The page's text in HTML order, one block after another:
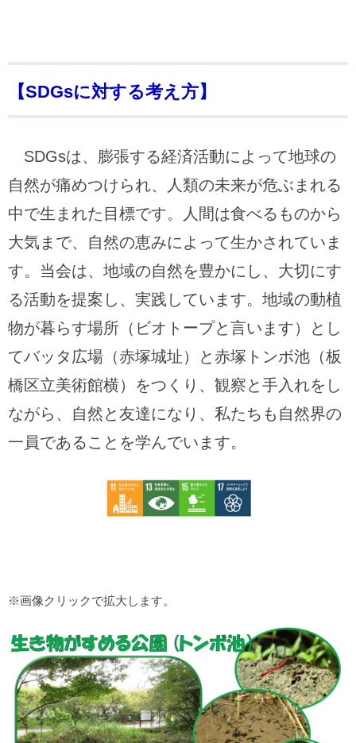
【SDGsに対する考え方】
SDGsは、膨張する経済活動によって地球の
自然が痛めつけられ、人類の未来が危ぶまれる
中で生まれた目標です。人間は食べるものから
大気まで、自然の恵みによって生かされていま
す。当会は、地域の自然を豊かにし、大切にす
る活動を提案し、実践しています。地域の動植
物が暮らす場所（ビオトープと言います）とし
てバッタ広場（赤塚城址）と赤塚トンボ池（板
橋区立美術館横）をつくり、観察と手入れをし
ながら、自然と友達になり、私たちも自然界の
一員であることを学んでいます。
※画像クリックで拡大します。